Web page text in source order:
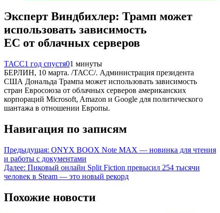
Эксперт Виндбихлер: Трамп может
использовать зависимость
ЕС от облачных серверов
ТАСС1 год спустя01 минуты
БЕРЛИН, 10 марта. /ТАСС/. Администрация президента
США Дональда Трампа может использовать зависимость
стран Евросоюза от облачных серверов американских
корпораций Microsoft, Amazon и Google для политического
шантажа в отношении Европы.
Навигация по записям
Предыдущая: ONYX BOOX Note MAX — новинка для чтения
и работы с документами
Далее: Пиковый онлайн Split Fiction превысил 254 тысячи
человек в Steam — это новый рекорд
Похожие новости